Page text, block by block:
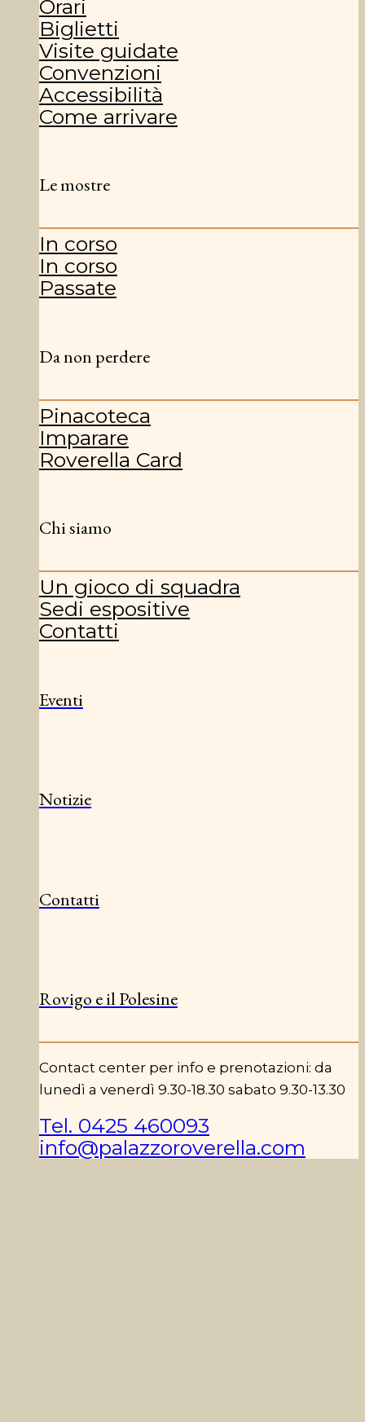
Orari
Biglietti
Visite guidate
Convenzioni
Accessibilità
Come arrivare
Le mostre
In corso
In corso
Passate
Da non perdere
Pinacoteca
Imparare
Roverella Card
Chi siamo
Un gioco di squadra
Sedi espositive
Contatti
Eventi
Notizie
Contatti
Rovigo e il Polesine
Contact center per info e prenotazioni: da
lunedì a venerdì 9.30-18.30 sabato 9.30-13.30
Tel. 0425 460093
info@palazzoroverella.com